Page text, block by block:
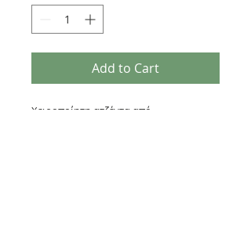
Add to Cart
Χειροποίητη ατζέντα από